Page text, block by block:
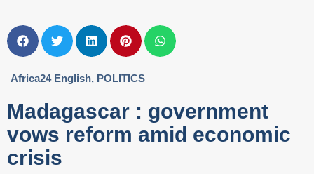
Africa24 English, POLITICS
Madagascar : government
vows reform amid economic
crisis